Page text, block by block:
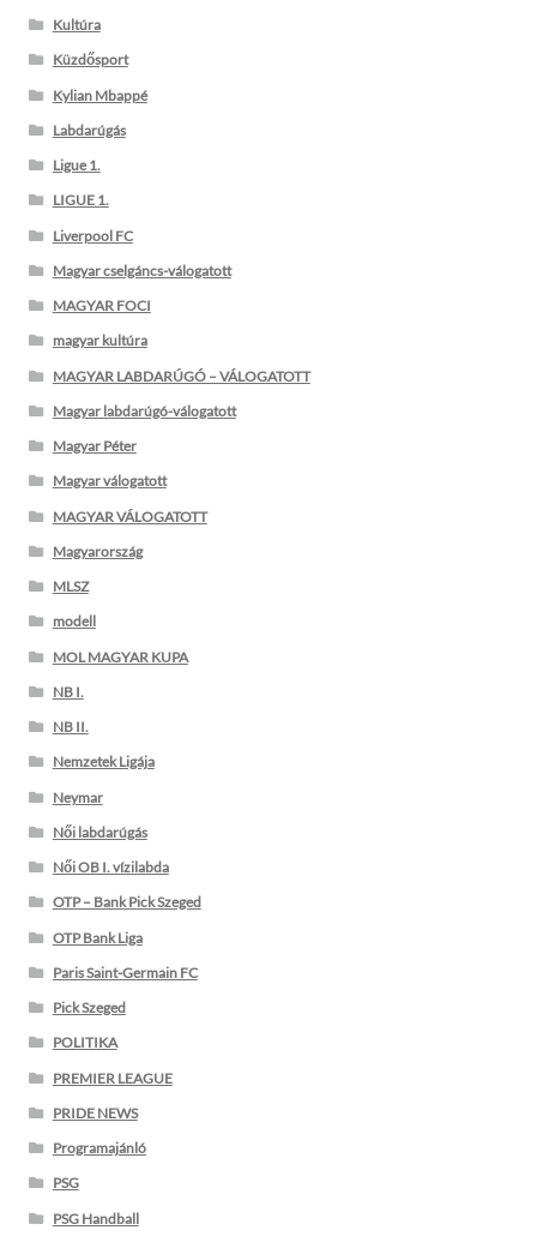
Kultúra
Küzdősport
Kylian Mbappé
Labdarúgás
Ligue 1.
LIGUE 1.
Liverpool FC
Magyar cselgáncs-válogatott
MAGYAR FOCI
magyar kultúra
MAGYAR LABDARÚGÓ – VÁLOGATOTT
Magyar labdarúgó-válogatott
Magyar Péter
Magyar válogatott
MAGYAR VÁLOGATOTT
Magyarország
MLSZ
modell
MOL MAGYAR KUPA
NB I.
NB II.
Nemzetek Ligája
Neymar
Női labdarúgás
Női OB I. vízilabda
OTP – Bank Pick Szeged
OTP Bank Liga
Paris Saint-Germain FC
Pick Szeged
POLITIKA
PREMIER LEAGUE
PRIDE NEWS
Programajánló
PSG
PSG Handball